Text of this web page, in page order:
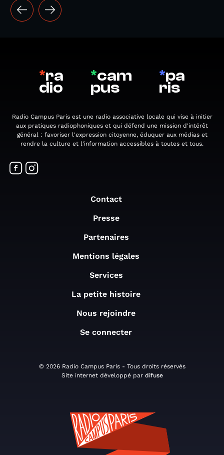
*ra
dio
*cam
pus
*pa
ris
Radio Campus Paris est une radio associative locale qui vise à initier
aux pratiques radiophoniques et qui défend une mission d'intérêt
général : favoriser l'expression citoyenne, éduquer aux médias et
rendre la culture et l'information accessibles à toutes et tous.
Contact
Presse
Partenaires
Mentions légales
Services
La petite histoire
Nous rejoindre
Se connecter
© 2026 Radio Campus Paris - Tous droits réservés
Site internet développé par difuse